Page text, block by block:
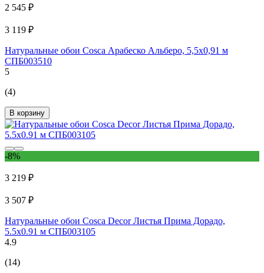
2 545 ₽
3 119 ₽
Натуральные обои Cosca Арабеско Альберо, 5,5x0,91 м
СПБ003510
5
(4)
В корзину
-8%
3 219 ₽
3 507 ₽
Натуральные обои Cosca Decor Листья Прима Дорадо,
5.5x0.91 м СПБ003105
4.9
(14)